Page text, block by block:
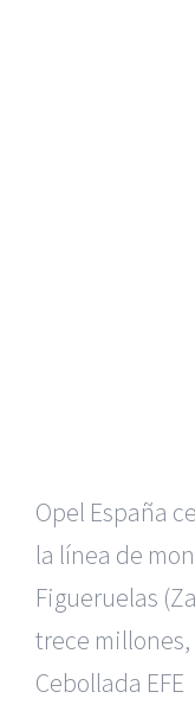
Opel España
la línea de
Figueruelas
trece millones,
Cebollada EFE